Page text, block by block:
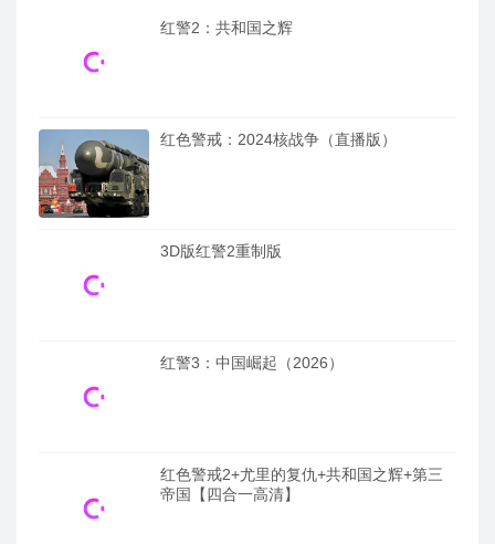
红警2：共和国之辉
红色警戒：2024核战争（直播版）
3D版红警2重制版
红警3：中国崛起（2026）
红色警戒2+尤里的复仇+共和国之辉+第三
帝国【四合一高清】